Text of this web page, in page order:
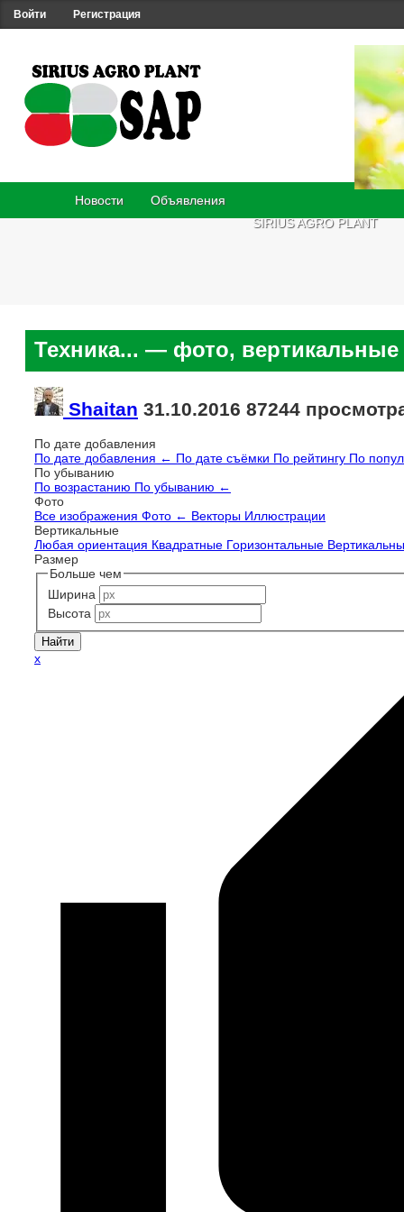
Войти Регистрация
Новости
Объявления
SIRIUS AGRO PLANT
Техника... — фото, вертикальные
Shaitan 31.10.2016 87244
По дате добавления
По дате добавления ← По дате съёмки По рейтингу По
По убыванию
По возрастанию По убыванию ←
Фото
Все изображения Фото ← Векторы Иллюстрации
Вертикальные
Любая ориентация Квадратные Горизонтальные
Размер
Больше чем
Ширина
Высота
x